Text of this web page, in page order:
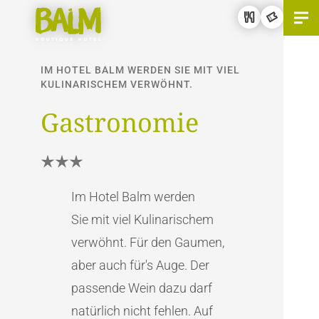
Menu
IM HOTEL BALM WERDEN SIE MIT VIEL
KULINARISCHEM VERWÖHNT.
Gastronomie
Im Hotel Balm werden
Sie mit viel Kulinarischem
verwöhnt. Für den Gaumen,
aber auch für's Auge. Der
passende Wein dazu darf
natürlich nicht fehlen. Auf